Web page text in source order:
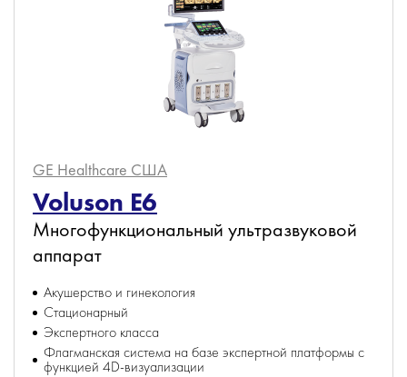
GE Healthcare США
Voluson E6
Многофункциональный ультразвуковой
аппарат
Акушерство и гинекология
Стационарный
Экспертного класса
Флагманская система на базе экспертной платформы с
функцией 4D-визуализации